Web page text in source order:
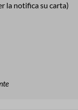
la notifica su carta)